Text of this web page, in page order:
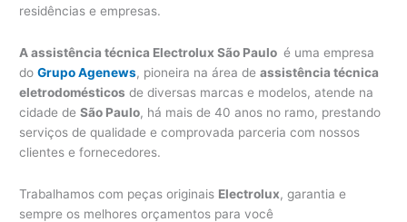
residências e empresas.
A assistência técnica Electrolux São Paulo é uma empresa
doGrupo Agenews, pioneira na área deassistência técnica
eletrodomésticos de diversas marcas e modelos, atende na
cidade deSão Paulo, há mais de 40 anos no ramo, prestando
serviços de qualidade e comprovada parceria com nossos
clientes e fornecedores.
Trabalhamos com peças originais Electrolux, garantia e
sempre os melhores orçamentos para você